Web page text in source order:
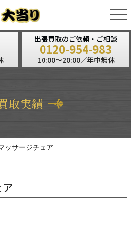
出張買取のご依頼・ご相談
0120-954-983
10:00～20:00／年中無休
取実績
ッサージチェア